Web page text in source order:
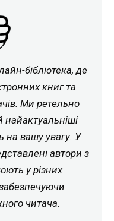
бібліотека, де
книг та
Ми ретельно
найактуальніші
на вашу увагу. У
автори з
у різних
читача.